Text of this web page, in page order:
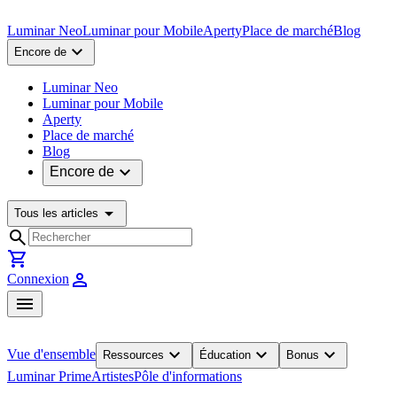
Luminar NeoLuminar pour MobileApertyPlace de marchéBlog
Encore de expand_more
Luminar Neo
Luminar pour Mobile
Aperty
Place de marché
Blog
Encore de expand_more
Tous les articles arrow_drop_down
search
shopping_cart
Connexion person
menu
Vue d'ensemble Ressources expand_more Éducation expand_more Bonus expand_more
Luminar PrimeArtistesPôle d'informations